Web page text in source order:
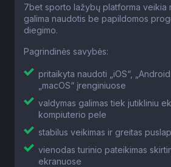
7bet sporto lažybų platforma veikia
galima naudotis be papildomos
diegimo.
Pagrindinės savybės:
pritaikyta naudoti „iOS“,
„macOS“ įrenginiuose
valdymas galimas tiek jutikliniu
kompiuterio pele
stabilus veikimas ir greitas
vienodas turinio pateikimas
ekranuose